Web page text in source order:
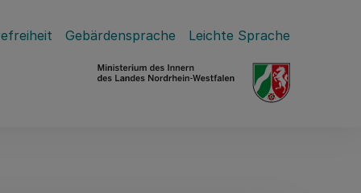
Gebärdensprache Leichte Sprache